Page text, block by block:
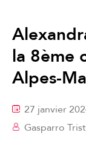
la 8ème
Alpes-
27 janvier
Gasparro